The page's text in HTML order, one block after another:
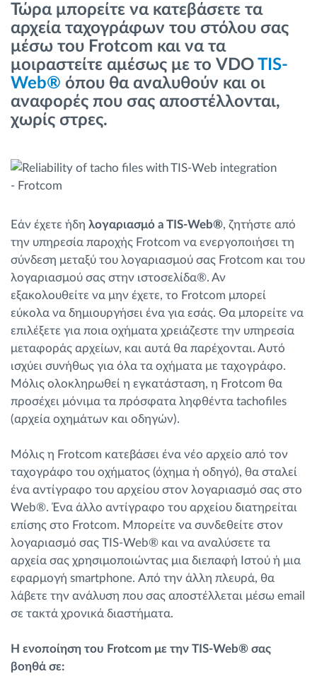
Σχεδιασμός και παρακολούθηση διαδρομής
Αυτόματη αναγνώριση οδηγού
Ανακαλύψτε όλα τα χαρακτηριστικά
Πώς να λύσουμε τις ανάγκες των
Υπολογιστής εξοικονόμησης
Τώρα μπορείτε να κατεβάσετε τα
αρχεία ταχογράφων του στόλου σας
μέσω του Frotcom και να τα
μοιραστείτε αμέσως με το VDO TIS-
Web® όπου θα αναλυθούν και οι
αναφορές που σας αποστέλλονται,
χωρίς στρες.
Εάν έχετε ήδη λογαριασμό a TIS-Web®, ζητήστε από
την υπηρεσία παροχής Frotcom να ενεργοποιήσει τη
σύνδεση μεταξύ του λογαριασμού σας Frotcom και του
λογαριασμού σας στην ιστοσελίδα®. Αν
εξακολουθείτε να μην έχετε, το Frotcom μπορεί
εύκολα να δημιουργήσει ένα για εσάς. Θα μπορείτε να
επιλέξετε για ποια οχήματα χρειάζεστε την υπηρεσία
μεταφοράς αρχείων, και αυτά θα παρέχονται. Αυτό
ισχύει συνήθως για όλα τα οχήματα με ταχογράφο.
Μόλις ολοκληρωθεί η εγκατάσταση, η Frotcom θα
προσέχει μόνιμα τα πρόσφατα ληφθέντα tachofiles
(αρχεία οχημάτων και οδηγών).
Μόλις η Frotcom κατεβάσει ένα νέο αρχείο από τον
ταχογράφο του οχήματος (όχημα ή οδηγό), θα σταλεί
ένα αντίγραφο του αρχείου στον λογαριασμό σας στο
Web®. Ένα άλλο αντίγραφο του αρχείου διατηρείται
επίσης στο Frotcom. Μπορείτε να συνδεθείτε στον
λογαριασμό σας TIS-Web® και να αναλύσετε τα
αρχεία σας χρησιμοποιώντας μια διεπαφή Ιστού ή μια
εφαρμογή smartphone. Από την άλλη πλευρά, θα
λάβετε την ανάλυση που σας αποστέλλεται μέσω email
σε τακτά χρονικά διαστήματα.
Η ενοποίηση του Frotcom με την TIS-Web® σας
βοηθά σε: